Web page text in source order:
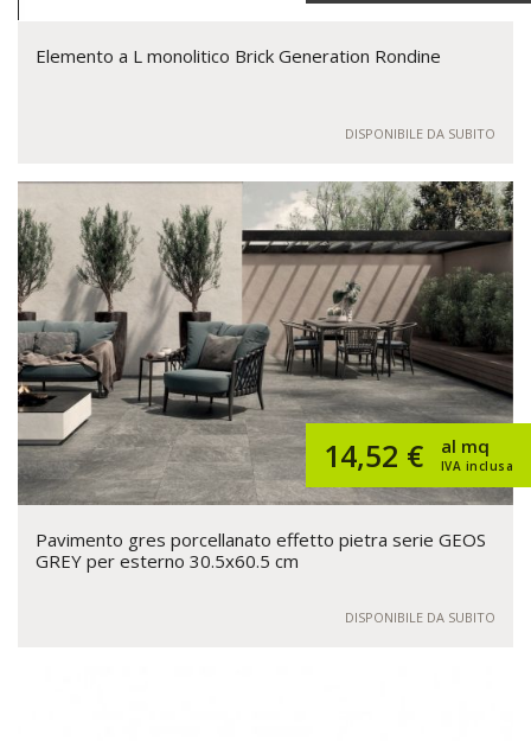
Elemento a L monolitico Brick Generation Rondine
DISPONIBILE DA SUBITO
14,52 € IVA inclusa
al mq
Pavimento gres porcellanato effetto pietra serie GEOS
GREY per esterno 30.5x60.5 cm
DISPONIBILE DA SUBITO